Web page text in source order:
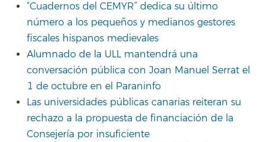
“Cuadernos del CEMYR” dedica su último
número a los pequeños y medianos gestores
fiscales hispanos medievales
Alumnado de la ULL mantendrá una
conversación pública con Joan Manuel Serrat el
1 de octubre en el Paraninfo
Las universidades públicas canarias reiteran su
rechazo a la propuesta de financiación de la
Consejería por insuficiente